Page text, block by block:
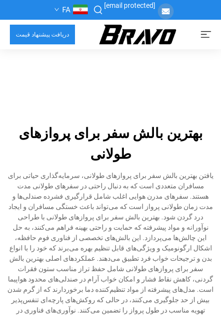
[email protected]
FA
دریافت پیشنهاد قیمت
بهترین بالش سفر برای پروازهای
طولانی
یافتن بهترین بالش سفر برای پروازهای طولانی، سرمایه‌گذاری حیاتی برای
مسافران متعددی است که به دنبال راحتی در سفرهای طولانی مدت
هستند. سفرهای مدرن هوایی اغلب شامل قرارگیری فشرده صندلی‌ها و
مدت زمان طولانی پرواز است که می‌تواند باعث خستگی مسافران و ایجاد
درد گردن شود. بهترین بالش سفر برای پروازهای طولانی با طراحی
نوآورانه و مواد پیشرفته که حمایت و راحتی بهینه فراهم می‌کنند، به حل
این چالش‌ها می‌پردازد. این بالش‌های تخصصی از فناوری فوم حافظه،
اشکال ارگونومیک و ویژگی‌های قابل تنظیم بهره می‌برند که خود را با انواع
بدن و ترجیحات خواب فرد تطبیق می‌دهند. عملکردهای اصلی بهترین بالش
سفر برای پروازهای طولانی شامل حفظ تراز مناسب ستون فقرات
گردنی، کاهش نقاط فشار و امکان خواب آرام در صندلی‌های محدود هواپیما
است. مدل‌های پیشرفته از مواد تنظیم‌کننده دما برخوردارند که از گرم شدن
بیش از حد جلوگیری می‌کنند، در حالی که روکش‌های پارچه‌ای تنفس‌پذیر
تهویه مناسب در طول پرواز را تضمین می‌کنند. نوآوری‌های فناوری در